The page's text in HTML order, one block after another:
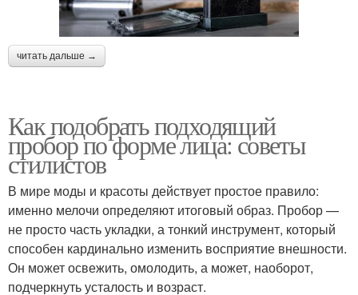
читать дальше →
Как подобрать подходящий
пробор по форме лица: советы
стилистов
В мире моды и красоты действует простое правило:
именно мелочи определяют итоговый образ. Пробор —
не просто часть укладки, а тонкий инструмент, который
способен кардинально изменить восприятие внешности.
Он может освежить, омолодить, а может, наоборот,
подчеркнуть усталость и возраст.